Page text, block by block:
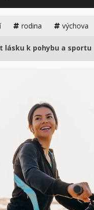
rodina výchova
a sportu 3